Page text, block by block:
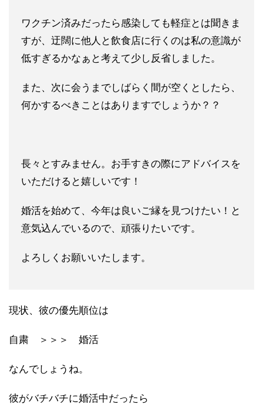
ワクチン済みだったら感染しても軽症とは聞きま
すが、迂闊に他人 と飲食店に行くのは私の意識が
低すぎるかなぁと考えて少し反省し ました。
また、次に会うまでしばらく間が空くとしたら、
何かするべきこと はありますでしょうか？？
長々とすみません。お手すきの際にアドバイスを
いただけると嬉しいです！
婚活を始めて、今年は良いご縁を見つけたい！と
意気込んでいるので、頑張りたいです。
よろしくお願いいたします。
現状、彼の優先順位は
自粛 ＞＞＞ 婚活
なんでしょうね。
彼がバチバチに婚活中だったら